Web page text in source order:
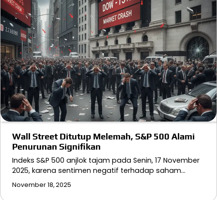
Wall Street Ditutup Melemah, S&P 500 Alami
Penurunan Signifikan
Indeks S&P 500 anjlok tajam pada Senin, 17 November
2025, karena sentimen negatif terhadap saham…
November 18, 2025